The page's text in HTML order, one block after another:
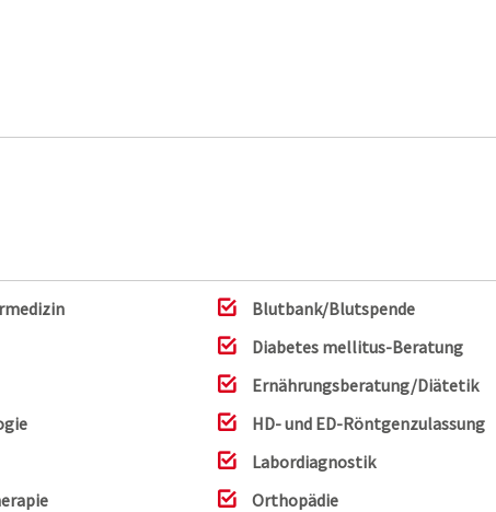
Blutbank/Blutspende
Diabetes mellitus-Beratung
Ernährungsberatung/Diätetik
HD- und ED-Röntgenzulassung
Labordiagnostik
Orthopädie